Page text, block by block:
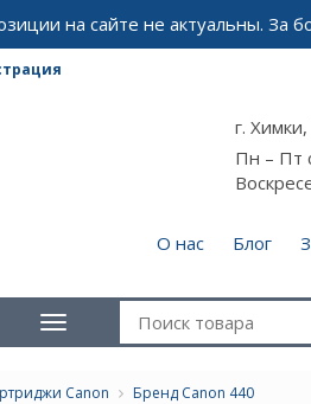
на сайте не актуальны.
г.
Пн – Пт
О нас Блог
Canon Бренд Canon 440